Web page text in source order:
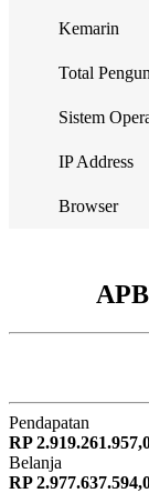
Kemarin
Total
Sistem
IP Address
Browser
Pendapatan
RP
Belanja
RP